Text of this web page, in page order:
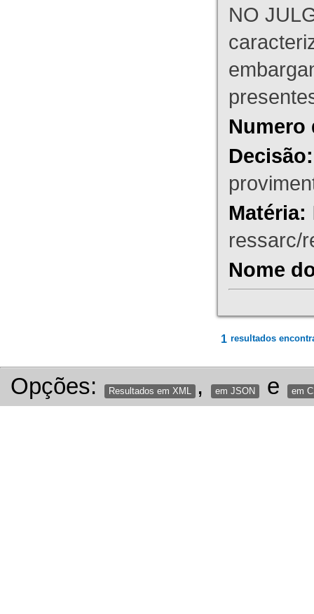
NO
Numero
Decisão:
Matéria:
ressarc/
Nome
1 resultados
Opções: Resultados em XML , em JSON e em